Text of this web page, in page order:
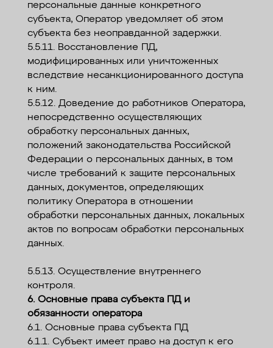
персональные данные конкретного
субъекта, Оператор уведомляет об этом
субъекта без неоправданной задержки.
5.5.11. Восстановление ПД,
модифицированных или уничтоженных
вследствие несанкционированного доступа
к ним.
5.5.12. Доведение до работников Оператора,
непосредственно осуществляющих
обработку персональных данных,
положений законодательства Российской
Федерации о персональных данных, в том
числе требований к защите персональных
данных, документов, определяющих
политику Оператора в отношении
обработки персональных данных, локальных
актов по вопросам обработки персональных
данных.
5.5.13. Осуществление внутреннего
контроля.
6. Основные права субъекта ПД и
обязанности оператора
6.1. Основные права субъекта ПД
6.1.1. Субъект имеет право на доступ к его